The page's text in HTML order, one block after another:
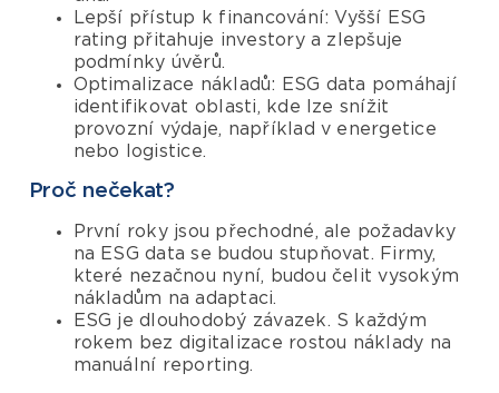
Lepší přístup k financování: Vyšší ESG
rating přitahuje investory a zlepšuje
podmínky úvěrů.
Optimalizace nákladů: ESG data pomáhají
identifikovat oblasti, kde lze snížit
provozní výdaje, například v energetice
nebo logistice.
Proč nečekat?
První roky jsou přechodné, ale požadavky
na ESG data se budou stupňovat. Firmy,
které nezačnou nyní, budou čelit vysokým
nákladům na adaptaci.
ESG je dlouhodobý závazek. S každým
rokem bez digitalizace rostou náklady na
manuální reporting.